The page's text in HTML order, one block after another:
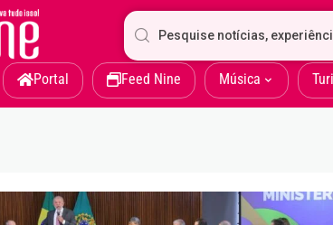
Portal Feed Nine Música